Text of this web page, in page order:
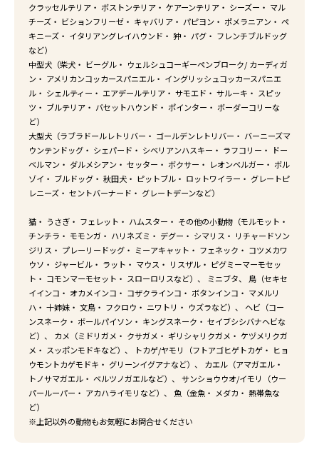
クラッセルテリア・ ボストンテリア・ ケアーンテリア・ シーズー・ マル
チーズ・ ビションフリーゼ・ キャバリア・ パピヨン・ ポメラニアン・ ペ
キニーズ・ イタリアングレイハウンド・ 狆・ パグ・ フレンチブルドッグ
など）
中型犬（柴犬・ ビーグル・ ウェルシュコーギーペンブローク/ カーディガ
ン・ アメリカンコッカースパニエル・ イングリッシュコッカースパニエ
ル・ シェルティー・ エアデールテリア・ サモエド・ サルーキ・ スピッ
ツ・ ブルテリア・ バセットハウンド・ ポインター・ ボーダーコリーな
ど）
大型犬（ラブラドールレトリバー・ ゴールデンレトリバー・ バーニーズマ
ウンテンドッグ・ シェパード・ シベリアンハスキー・ ラフコリー・ ドー
ベルマン・ ダルメシアン・ セッター・ ボクサー・ レオンベルガー・ ボル
ゾイ・ ブルドッグ・ 秋田犬・ ピットブル・ ロットワイラー・ グレートピ
レニーズ・ セントバーナード・ グレートデーンなど）
猫・ うさぎ・ フェレット・ ハムスター・ その他の小動物（モルモット・
チンチラ・ モモンガ・ ハリネズミ・ デグー・ シマリス・ リチャードソン
ジリス・ プレーリードッグ・ ミーアキャット・ フェネック・ コツメカワ
ウソ・ ジャービル・ ラット・ マウス・ リスザル・ ピグミーマーモセッ
ト・ コモンマーモセット・ スローロリスなど）、 ミニブタ、 鳥（セキセ
イインコ・ オカメインコ・ コザクラインコ・ ボタンインコ・ マメルリ
ハ・ 十姉妹・ 文鳥・ フクロウ・ ニワトリ・ ウズラなど）、 ヘビ（コー
ンスネーク・ ボールパイソン・ キングスネーク・ セイブシシバナヘビな
ど）、 カメ（ミドリガメ・ クサガメ・ ギリシャリクガメ・ ケヅメリクガ
メ・ スッポンモドキなど）、 トカゲ/ヤモリ（フトアゴヒゲトカゲ・ ヒョ
ウモントカゲモドキ・ グリーンイグアナなど）、 カエル（アマガエル・
トノサマガエル・ ベルツノガエルなど）、 サンショウウオ/イモリ（ウー
パールーパー・ アカハライモリなど）、 魚（金魚・ メダカ・ 熱帯魚な
ど）
※上記以外の動物もお気軽にお問合せください